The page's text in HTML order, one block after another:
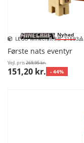
Nyhed
LEGO Minecraft® 21593
Første nats eventyr
Vejl. pris269,95 kr.
151,20 kr. - 44%